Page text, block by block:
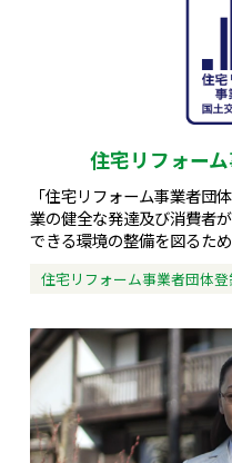
住宅リフォー
「住宅リフォーム事業者団
業の健全な発達及び消費者
できる環境の整備を図るた
住宅リフォーム事業者団体